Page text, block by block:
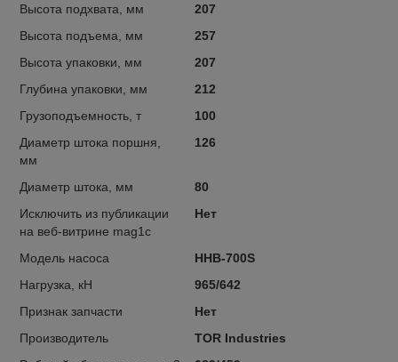
Высота подхвата, мм
207
Высота подъема, мм
257
Высота упаковки, мм
207
Глубина упаковки, мм
212
Грузоподъемность, т
100
Диаметр штока поршня,
мм
126
Диаметр штока, мм
80
Исключить из публикации
на веб-витрине mag1c
Нет
Модель насоса
HHB-700S
Нагрузка, кН
965/642
Признак запчасти
Нет
Производитель
TOR Industries